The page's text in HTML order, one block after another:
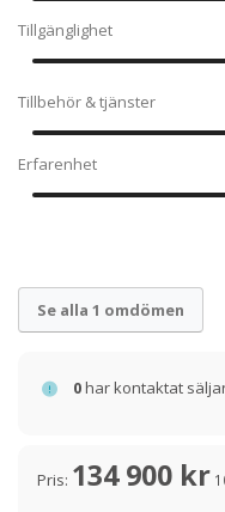
Tillgänglighet
Tillbehör & tjänster
Erfarenhet
Se alla 1 omdömen
0har kontaktat
Pris: 134 900 kr